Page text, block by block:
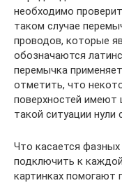
необходимо
таком случае
проводов, которые
обозначаются
перемычка
отметить, что
поверхностей имеют
такой ситуации
Что касается
подключить к
картинках помогают